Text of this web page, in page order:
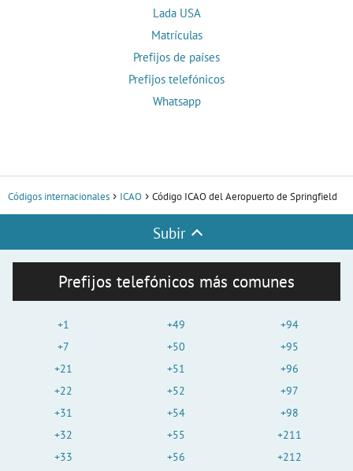
Lada USA
Matrículas
Prefijos de países
Prefijos telefónicos
Whatsapp
Códigos internacionales ICAO Código ICAO del Aeropuerto de Springfield
Subir
Prefijos telefónicos más comunes
+1
+7
+21
+22
+31
+32
+33
+49
+50
+51
+52
+54
+55
+56
+94
+95
+96
+97
+98
+211
+212